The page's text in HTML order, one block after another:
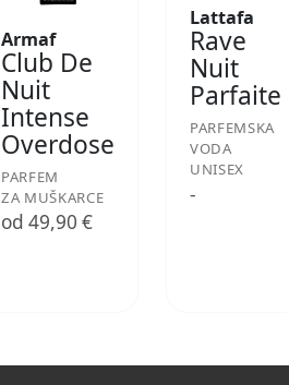
Armaf
Club De
Nuit
Intense
Overdose
PARFEM
ZA MUŠKARCE
od 49,90 €
Lattafa
Rave
Nuit
Parfaite
PARFEMSKA
VODA
UNISEX
-